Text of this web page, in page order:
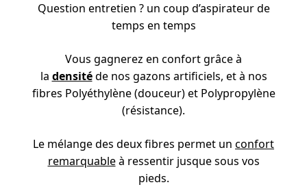
Question entretien ? un coup d’aspirateur de
temps en temps
Vous gagnerez en confort grâce à
la densitéde nos gazons artificiels, et à nos
fibres Polyéthylène (douceur) et Polypropylène
(résistance).
Le mélange des deux fibres permet un confort
remarquableà ressentir jusque sous vos
pieds.